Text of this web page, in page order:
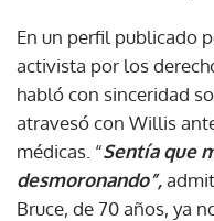
En un perfil publicado
activista por los
habló con sinceridad
atravesó con Willis
médicas. “Sentía que
desmoronando”,
Bruce, de 70 años, ya